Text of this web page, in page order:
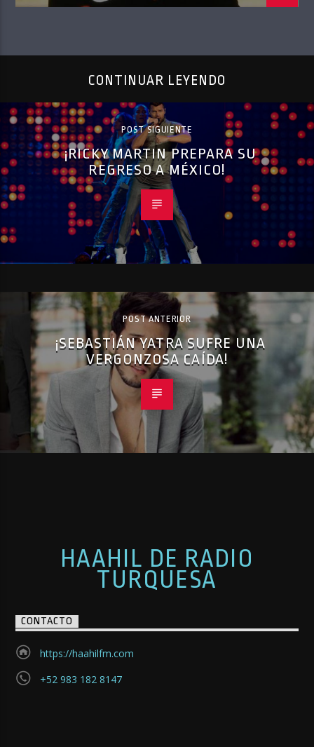
CONTINUAR LEYENDO
POST SIGUIENTE
¡RICKY MARTIN PREPARA SU
REGRESO A MÉXICO!
POST ANTERIOR
¡SEBASTIÁN YATRA SUFRE UNA
VERGONZOSA CAÍDA!
HAAHIL DE RADIO
TURQUESA
CONTACTO
https://haahilfm.com
+52 983 182 8147